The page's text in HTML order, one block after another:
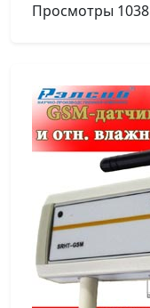
Просмотры 1038